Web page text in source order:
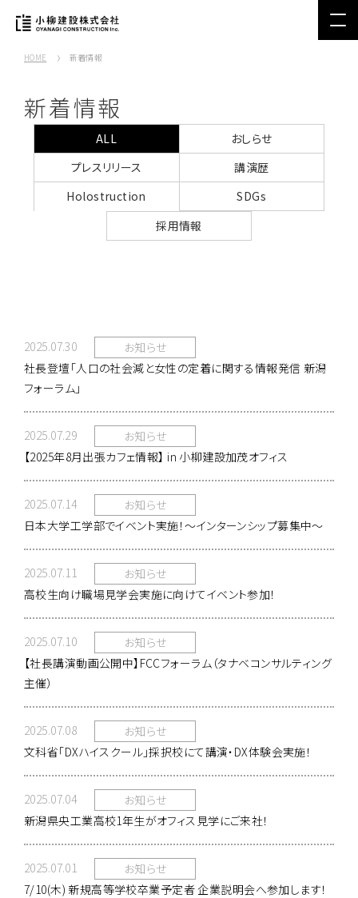
HOME 新着情報
新着情報
ALL
おしらせ
プレスリリース
講演歴
Holostruction
SDGs
採用情報
2025.07.30
お知らせ
社長登壇「人口の社会減と女性の定着に関する情報発信 新潟
フォーラム」
2025.07.29
お知らせ
【2025年8月出張カフェ情報】 in 小柳建設加茂オフィス
2025.07.14
お知らせ
日本大学工学部でイベント実施！～インターンシップ募集中～
2025.07.11
お知らせ
高校生向け職場見学会実施に向けてイベント参加！
2025.07.10
お知らせ
【社長講演動画公開中】FCCフォーラム（タナベコンサルティング
主催）
2025.07.08
お知らせ
文科省「DXハイスクール」採択校にて講演・DX体験会実施！
2025.07.04
お知らせ
新潟県央工業高校1年生がオフィス見学にご来社！
2025.07.01
お知らせ
7/10(木) 新規高等学校卒業予定者 企業説明会へ参加します！